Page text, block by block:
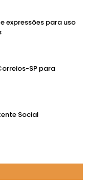
expressões para uso
SP para
Social